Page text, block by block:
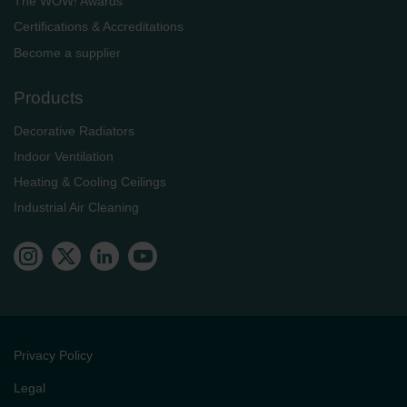
Certifications & Accreditations
Become a supplier
Products
Decorative Radiators
Indoor Ventilation
Heating & Cooling Ceilings
Industrial Air Cleaning
Privacy Policy
Legal